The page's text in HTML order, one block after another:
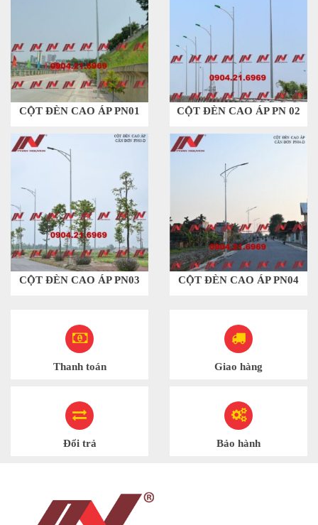
CỘT ĐÈN CAO ÁP PN01 CỘT ĐÈN CAO ÁP PN 02
CỘT ĐÈN CAO ÁP PN03 CỘT ĐÈN CAO ÁP PN04
Thanh toán Giao hàng
Đổi trả Bảo hành